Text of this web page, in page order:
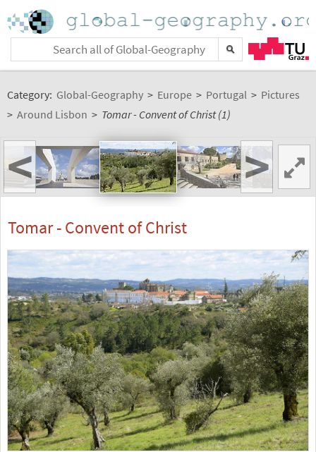
Category: Global-Geography > Europe > Portugal > Pictures
> Around Lisbon > Tomar - Convent of Christ (1)
< >
Tomar - Convent of Christ